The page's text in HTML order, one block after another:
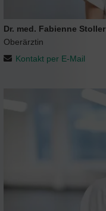
Dr. med. Fabienne Stoller
Oberärztin
Kontakt per E-Mail